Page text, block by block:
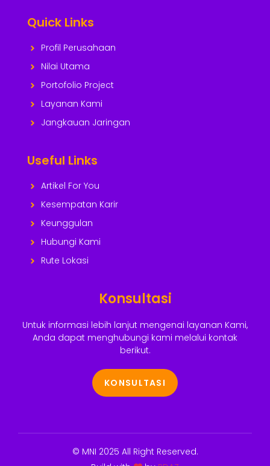
Quick Links
Profil Perusahaan
Nilai Utama
Portofolio Project
Layanan Kami
Jangkauan Jaringan
Useful Links
Artikel For You
Kesempatan Karir
Keunggulan
Hubungi Kami
Rute Lokasi
Konsultasi
Untuk informasi lebih lanjut mengenai layanan Kami,
Anda dapat menghubungi kami melalui kontak
berikut.
KONSULTASI
© MNI 2025 All Right Reserved.